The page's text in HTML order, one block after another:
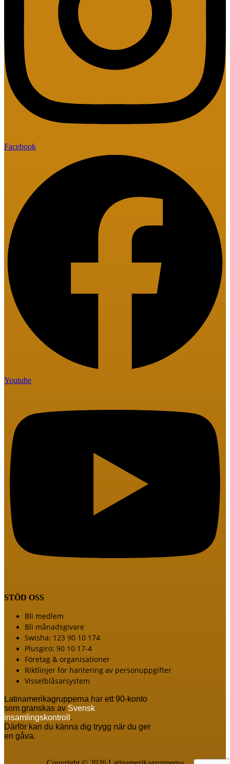
Facebook
Youtube
STÖD OSS
Meny
Bli medlem
Bli månadsgivare
Swisha: 123 90 10 174
Plusgiro: 90 10 17-4
Företag & organisationer
Riktlinjer för hantering av personuppgifter
Visselblåsarsystem
Latinamerikagrupperna har ett 90-konto
som granskas av Svensk
insamlingskontroll .
Därför kan du känna dig trygg när du ger
en gåva.